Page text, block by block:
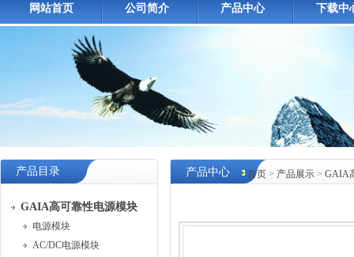
网站首页 公司简介 产品中心 下载中
产品目录
GAIA高可靠性电源模块
电源模块
AC/DC电源模块
首页 > 产品展示 > GAIA
产品中心